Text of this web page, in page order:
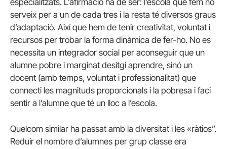
especialitzats. L’afirmació ha de ser: l’escola que fem no
serveix per a un de cada tres i la resta té diversos graus
d’adaptació. Així que hem de tenir creativitat, voluntat i
recursos per trobar la forma dinàmica de fer-ho. No es
necessita un integrador social per aconseguir que un
alumne pobre i marginat desitgi aprendre, sinó un
docent (amb temps, voluntat i professionalitat) que
connecti les magnituds proporcionals i la pobresa i faci
sentir a l’alumne que té un lloc a l’escola.
Quelcom similar ha passat amb la diversitat i les «ràtios”.
Reduir el nombre d’alumnes per grup classe era